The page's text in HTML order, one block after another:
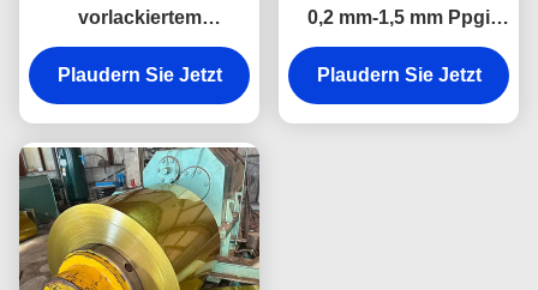
vorlackiertem
verzinktem Eisen 0,13
mm - 2,0 mm Dicke
Plaudern Sie Jetzt
0,2 mm-1,5 mm Ppgi
Ppgl Stahlblechspirale
kaltgewalzt
Plaudern Sie Jetzt